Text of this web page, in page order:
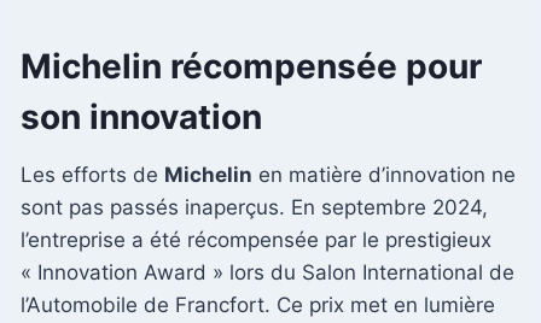
Michelin récompensée pour
son innovation
Les efforts de Michelin en matière d’innovation ne
sont pas passés inaperçus. En septembre 2024,
l’entreprise a été récompensée par le prestigieux
« Innovation Award » lors du Salon International de
l’Automobile de Francfort. Ce prix met en lumière